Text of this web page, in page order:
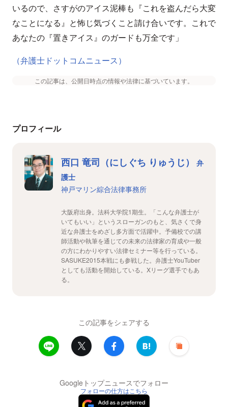
いるので、さすがのアイス泥棒も『これを盗んだら大変
なことになる』と怖じ気づくこと請け合いです。これで
あなたの『置きアイス』のガードも万全です」
（弁護士ドットコムニュース）
この記事は、公開日時点の情報や法律に基づいています。
プロフィール
西口 竜司（にしぐち りゅうじ）
弁
護士
神戸マリン綜合法律事務所
大阪府出身。法科大学院1期生。「こんな弁護士が
いてもいい」というスローガンのもと、気さくで身
近な弁護士をめざし多方面で活躍中。予備校での講
師活動や執筆を通じての未来の法律家の育成や一般
の方にわかりやすい法律セミナー等を行っている。
SASUKE2015本戦にも参戦した。弁護士YouTuber
としても活動を開始している。Xリーグ選手でもあ
る。
この記事をシェアする
Googleトップニュースでフォロー
フォローの仕方はこちら